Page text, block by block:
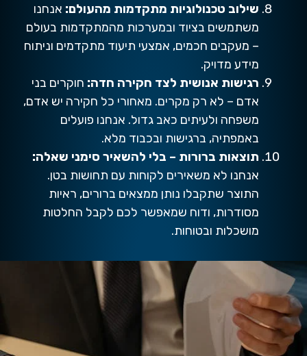
שילוב טכנולוגיות מתקדמות מהעולם: אנחנו
משתמשים בציוד ובמערכות מהמתקדמות בעולם
– מעקבים חכמים, אמצעי תיעוד מתקדמים וניתוח
מידע מדויק.
רגישות אנושית לצד חקירה חדה: חוקרים בני
אדם – לא רק מקרים. מאחורי כל חקירה יש אדם,
משפחה ולעיתים כאב גדול. אנחנו פועלים
באמפתיה, ברגישות ובכבוד מלא.
תוצאות ברורות – בלי להשאיר סימני שאלה:
אנחנו לא משאירים לקוחות עם תחושות בטן.
התוצר שתקבלו נותן ממצאים ברורים, ראיות
מסודרות, ודוח שמאפשר לכם לקבל החלטות
מושכלות ובטוחות.